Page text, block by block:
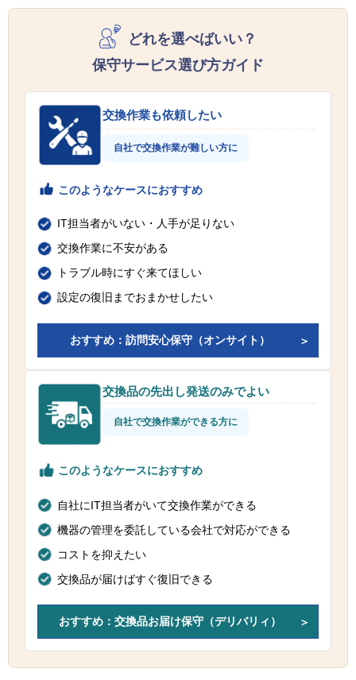
どれを選べばいい？
保守サービス選び方ガイド
交換作業も依頼したい
自社で交換作業が難しい方に
このようなケースにおすすめ
IT担当者がいない・人手が足りない
交換作業に不安がある
トラブル時にすぐ来てほしい
設定の復旧までおまかせしたい
おすすめ：訪問安心保守（オンサイト）
交換品の先出し発送のみでよい
自社で交換作業ができる方に
このようなケースにおすすめ
自社にIT担当者がいて交換作業ができる
機器の管理を委託している会社で対応ができる
コストを抑えたい
交換品が届けばすぐ復旧できる
おすすめ：交換品お届け保守（デリバリィ）